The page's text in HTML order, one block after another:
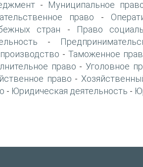
- Муниципальное
право -
стран - Право
-
-Таможенное
право -Уголовное
право -
- Юридическая деятельность -